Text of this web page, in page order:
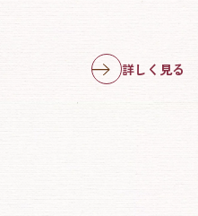
詳しく見る